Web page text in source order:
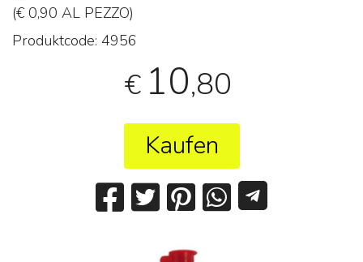
(€ 0,90 AL PEZZO)
Produktcode:4956
€ 10,80
Kaufen